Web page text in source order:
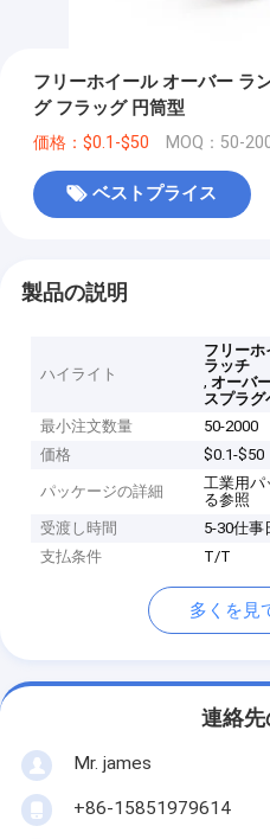
フリーホイール オーバー ラ
グ フラッグ 円筒型
価格：$0.1-$50 MOQ：50-
ベストプライス
製品の説明
ハイライト
フリーホ
ラッチ
,オーバ
スプラグ
最小注文数量
50-2000
価格
$0.1-$50
パッケージの詳細
工業用パ
る参照
受渡し時間
5-30仕事
支払条件
T/T
多くを見
連絡先
Mr. james
+86-15851979614